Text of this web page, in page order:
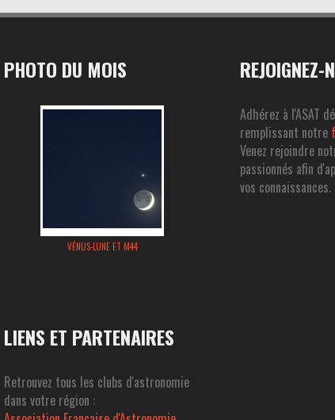
PHOTO DU MOIS
VÉNUS-LUNE ET M44
REJOIGNEZ-
Adhérez à l'ASAT
remplissant notre
Venez rejoindre
passionnés afin
vos connaissances.
LIENS ET PARTENAIRES
Retrouvez tous les clubs d'astronomie
dans votre région :